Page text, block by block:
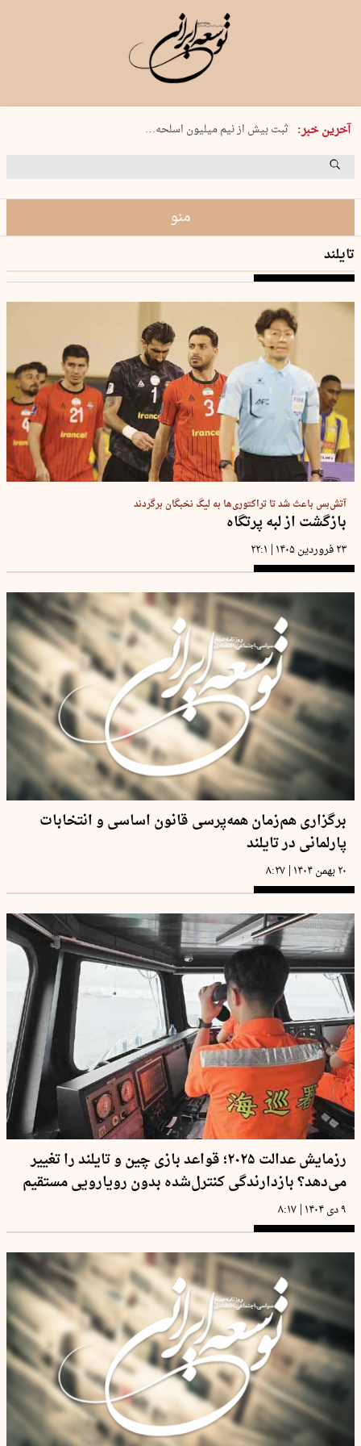
آخرین خبر:
سه شنبه 20 مرداد 1405 شماره 2247
ثبت بیش از نیم میلیون اسلحه…
منو
تایلند
‏آتش‌بس باعث شد تا تراکتوری‌ها به لیگ نخبگان برگردند
بازگشت از لبه پرتگاه
۲۳ فروردین ۱۴۰۵ | ۲۲:۱
برگزاری هم‌زمان همه‌پرسی قانون اساسی و انتخابات
پارلمانی در تایلند
۲۰ بهمن ۱۴۰۴ | ۸:۲۷
رزمایش عدالت ۲۰۲۵؛ قواعد بازی چین و تایلند را تغییر
می‌دهد؟ بازدارندگی کنترل‌شده بدون رویارویی مستقیم
۹ دی ۱۴۰۴ | ۸:۱۷